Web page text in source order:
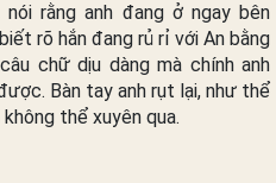
rằng anh đang ở ngay bên
rõ hắn đang rủ rỉ với An bằng
chữ dịu dàng mà chính anh
Bàn tay anh rụt lại, như thể
thể xuyên qua.